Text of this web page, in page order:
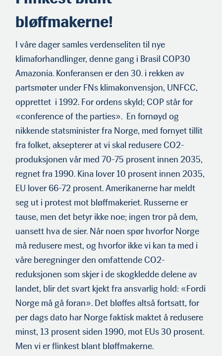
valget i år fikk partiet 0,72 prosent, dvs. 23.252 stemmer. Partiet var
likevel nest størst blant de partiene som ikke ble representert på
bløffmakerne!
I våre dager samles verdenseliten til nye
klimaforhandlinger, denne gang i Brasil COP30
Amazonia. Konferansen er den 30. i rekken av
partsmøter under FNs klimakonvensjon, UNFCC,
opprettet i 1992. For ordens skyld; COP står for
«conference of the parties». En fornøyd og
nikkende statsminister fra Norge, med fornyet tillit
fra folket, aksepterer at vi skal redusere CO2-
produksjonen vår med 70-75 prosent innen 2035,
regnet fra 1990. Kina lover 10 prosent innen 2035,
EU lover 66-72 prosent. Amerikanerne har meldt
seg ut i protest mot bløffmakeriet. Russerne er
tause, men det betyr ikke noe; ingen tror på dem,
uansett hva de sier. Når noen spør hvorfor Norge
må redusere mest, og hvorfor ikke vi kan ta med i
våre beregninger den omfattende CO2-
reduksjonen som skjer i de skogkledde delene av
landet, blir det svart kjekt fra ansvarlig hold: «Fordi
Norge må gå foran». Det bløffes altså fortsatt, for
per dags dato har Norge faktisk maktet å redusere
minst, 13 prosent siden 1990, mot EUs 30 prosent.
Men vi er flinkest blant bløffmakerne.